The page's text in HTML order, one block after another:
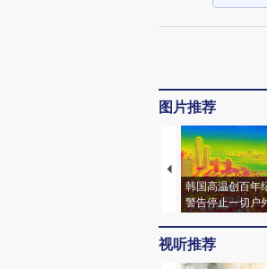
图片推荐
韩国高温创百年
警告停止一切户
视听推荐